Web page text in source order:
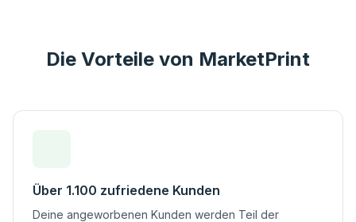
Die Vorteile von MarketPrint
Über 1.100 zufriedene Kunden
Deine angeworbenen Kunden werden Teil der